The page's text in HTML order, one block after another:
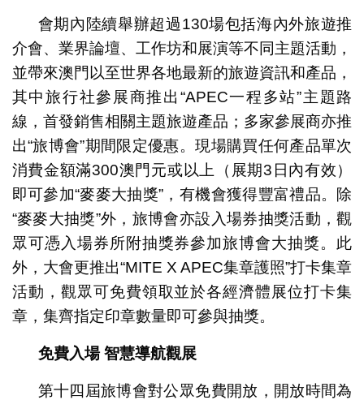
會期內陸續舉辦超過130場包括海內外旅遊推
介會、業界論壇、工作坊和展演等不同主題活動，
並帶來澳門以至世界各地最新的旅遊資訊和產品，
其中旅行社參展商推出“APEC一程多站”主題路
線，首發銷售相關主題旅遊產品；多家參展商亦推
出“旅博會”期間限定優惠。現場購買任何產品單次
消費金額滿300澳門元或以上（展期3日內有效）
即可參加“麥麥大抽獎”，有機會獲得豐富禮品。除
“麥麥大抽獎”外，旅博會亦設入場券抽獎活動，觀
眾可憑入場券所附抽獎券參加旅博會大抽獎。此
外，大會更推出“MITE X APEC集章護照”打卡集章
活動，觀眾可免費領取並於各經濟體展位打卡集
章，集齊指定印章數量即可參與抽獎。
免費入場 智慧導航觀展
第十四屆旅博會對公眾免費開放，開放時間為